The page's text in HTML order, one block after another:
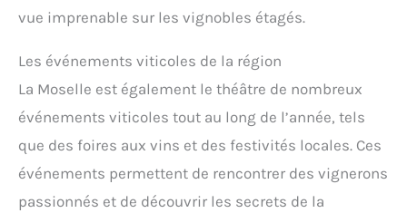
vue imprenable sur les vignobles étagés.
Les événements viticoles de la région
La Moselle est également le théâtre de nombreux
événements viticoles tout au long de l’année, tels
que des foires aux vins et des festivités locales. Ces
événements permettent de rencontrer des vignerons
passionnés et de découvrir les secrets de la